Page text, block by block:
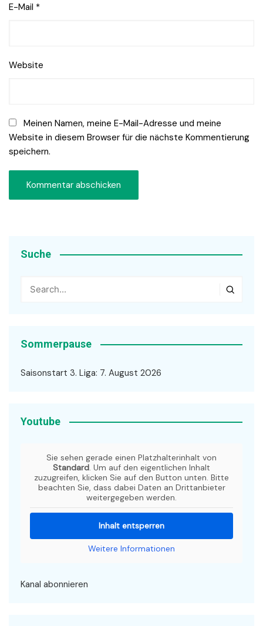
E-Mail *
Website
Meinen Namen, meine E-Mail-Adresse und meine
Website in diesem Browser für die nächste Kommentierung
speichern.
Suche
Sommerpause
Saisonstart 3. Liga: 7. August 2026
Youtube
Sie sehen gerade einen Platzhalterinhalt von
Standard. Um auf den eigentlichen Inhalt
zuzugreifen, klicken Sie auf den Button unten. Bitte
beachten Sie, dass dabei Daten an Drittanbieter
weitergegeben werden.
Inhalt entsperren
Weitere Informationen
Kanal abonnieren